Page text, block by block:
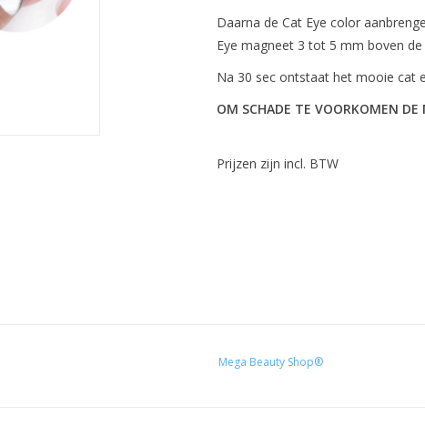
Daarna de Cat Eye color
Eye magneet 3 tot 5 mm boven de
Na 30 sec ontstaat het mooie cat
OM SCHADE TE VOORKOMEN DE
Prijzen zijn incl. BTW
Mega Beauty Shop®